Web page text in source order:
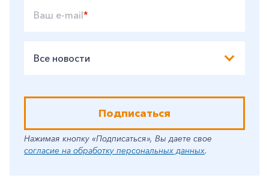
Ваш e-mail*
Все новости
Подписаться
Нажимая кнопку «Подписаться», Вы даете свое
согласие на обработку персональных данных.